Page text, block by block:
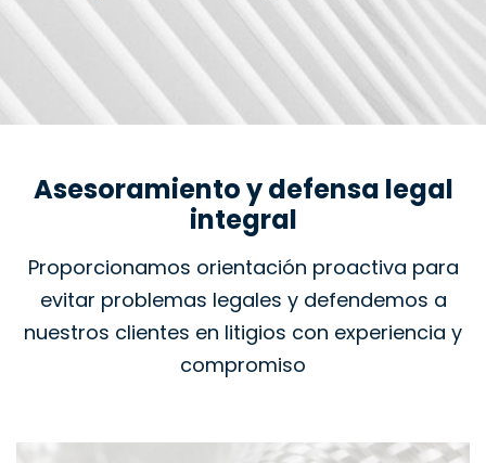
Asesoramiento y defensa legal
integral
Proporcionamos orientación proactiva para
evitar problemas legales y defendemos a
nuestros clientes en litigios con experiencia y
compromiso